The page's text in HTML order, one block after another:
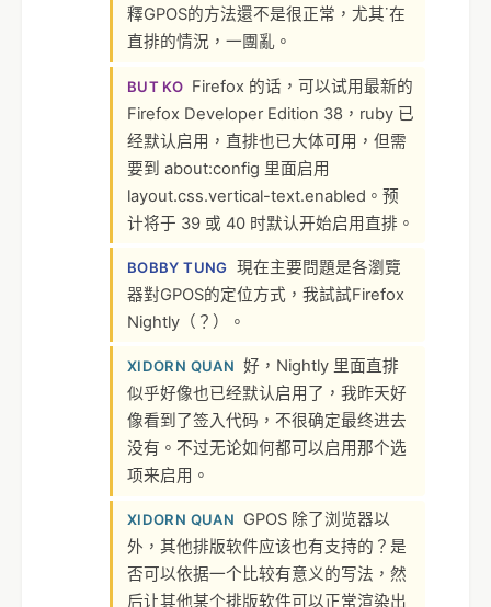
釋GPOS的方法還不是很正常，尤其˙在
直排的情況，一團亂。
BUT KO Firefox 的话，可以试用最新的
Firefox Developer Edition 38，ruby 已
经默认启用，直排也已大体可用，但需
要到 about:config 里面启用
layout.css.vertical-text.enabled。预
计将于 39 或 40 时默认开始启用直排。
BOBBY TUNG 現在主要問題是各瀏覽
器對GPOS的定位方式，我試試Firefox
Nightly（？）。
XIDORN QUAN 好，Nightly 里面直排
似乎好像也已经默认启用了，我昨天好
像看到了签入代码，不很确定最终进去
没有。不过无论如何都可以启用那个选
项来启用。
XIDORN QUAN
GPOS 除了浏览器以
外，其他排版软件应该也有支持的？是
否可以依据一个比较有意义的写法，然
后让其他某个排版软件可以正常渲染出